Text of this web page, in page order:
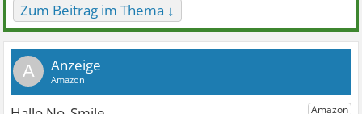
Zum Beitrag im Thema ↓
A